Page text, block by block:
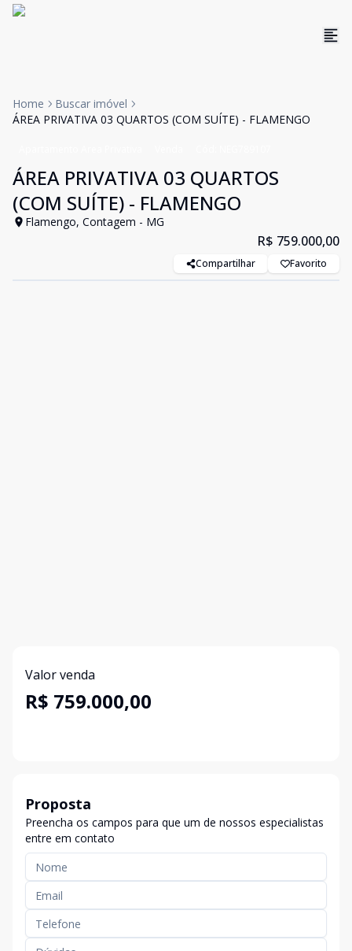
Home
Buscar imóvel
ÁREA PRIVATIVA 03 QUARTOS (COM SUÍTE) - FLAMENGO
ÁREA PRIVATIVA 03 QUARTOS
(COM SUÍTE) - FLAMENGO
Flamengo, Contagem - MG
R$ 759.000,00
Compartilhar Favorito
Valor venda
R$ 759.000,00
Proposta
Preencha os campos para que um de nossos especialistas
entre em contato